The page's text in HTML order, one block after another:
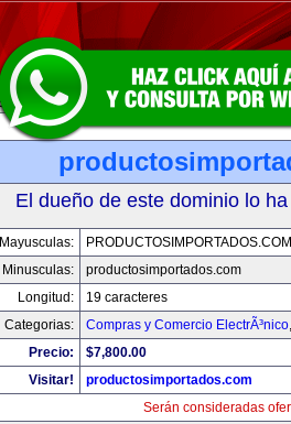
El dueño de este dominio lo
Mayusculas:
PRODUCTOSIMPORTADOS.COM
Minusculas:
productosimportados.com
Longitud:
19 caracteres
Categorias:
Compras y Comercio ElectrÃ³nico
Precio:
$7,800.00
Visitar!
productosimportados.com
Serán consideradas